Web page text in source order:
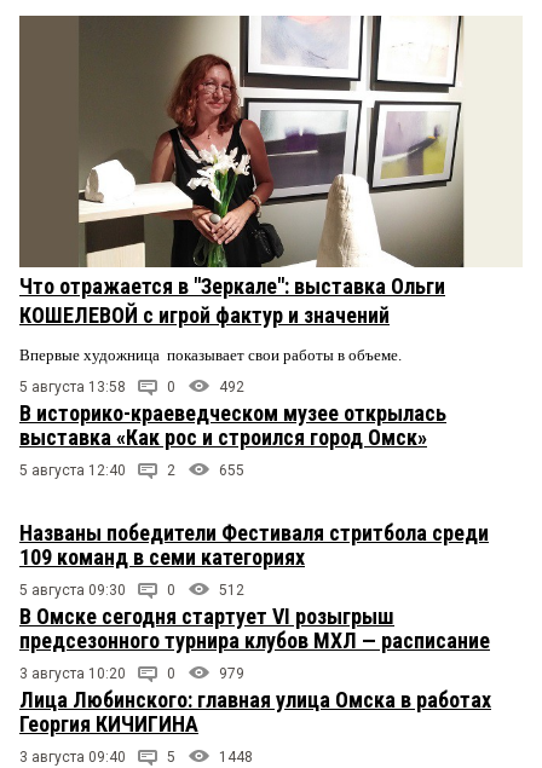
Что отражается в "Зеркале": выставка Ольги
КОШЕЛЕВОЙ с игрой фактур и значений
Впервые художница показывает свои работы в объеме.
5 августа 13:58 0 492
В историко-краеведческом музее открылась
выставка «Как рос и строился город Омск»
5 августа 12:40 2 655
Названы победители Фестиваля стритбола среди
109 команд в семи категориях
5 августа 09:30 0 512
В Омске сегодня стартует VI розыгрыш
предсезонного турнира клубов МХЛ — расписание
3 августа 10:20 0 979
Лица Любинского: главная улица Омска в работах
Георгия КИЧИГИНА
3 августа 09:40 5 1448